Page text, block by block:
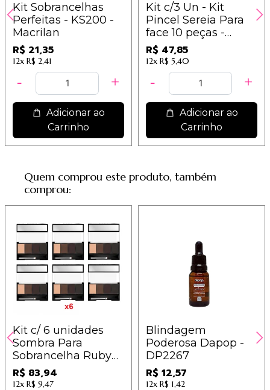
Kit Sobrancelhas
Perfeitas - KS200 -
Macrilan
R$ 21,35
12x R$ 2,41
Adicionar ao
Carrinho
Kit c/3 Un - Kit
Pincel Sereia Para
face 10 peças -
Cores Sortidas - IM
R$ 47,85
12x R$ 5,40
Adicionar ao
Carrinho
Quem comprou este produto, também
comprou:
Kit c/ 6 unidades
Sombra Para
Sobrancelha Ruby
Rose Hb-9354
R$ 83,94
12x R$ 9,47
Blindagem
Poderosa Dapop -
DP2267
R$ 12,57
12x R$ 1,42